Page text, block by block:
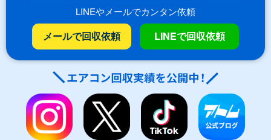
LINEやメールでカンタン依頼
メールで回収依頼 LINEで回収依頼